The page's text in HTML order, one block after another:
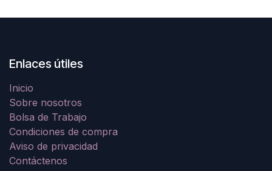
Enlaces útiles
Inicio
Sobre nosotros
Bolsa de Trabajo
Condiciones de compra
Aviso de privacidad
Contáctenos